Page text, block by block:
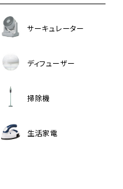
サーキュレーター
ディフューザー
掃除機
生活家電